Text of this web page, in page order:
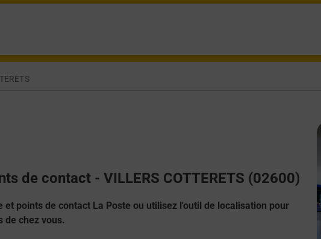
de contact - VILLERS COTTERETS (02600)
et points de contact La Poste ou utilisez l'outil de localisation pour
de chez vous.